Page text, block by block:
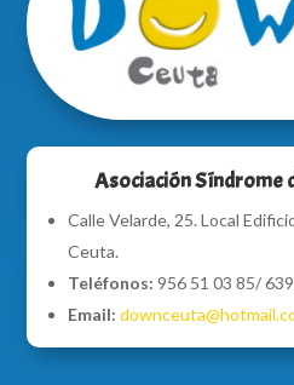
Asociación Síndrome
Calle Velarde, 25. Local
Ceuta.
Teléfonos: 956 51 03 85/
Email: